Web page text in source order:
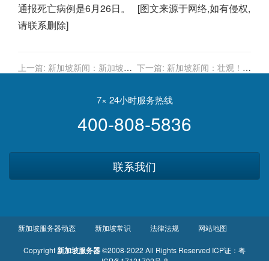
通报死亡病例是6月26日。
[图文来源于网络,如有侵权,
请联系删除]
上一篇: 新加坡新闻：新加坡国 下一篇: 新加坡新闻：壮观！新
7× 24小时服务热线
400-808-5836
联系我们
新加坡服务器动态 新加坡常识 法律法规 网站地图
Copyright新加坡服务器©2008-2022 All Rights Reserved ICP证： 粤